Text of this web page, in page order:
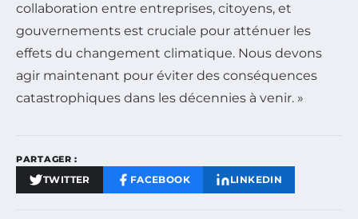
collaboration entre entreprises, citoyens, et
gouvernements est cruciale pour atténuer les
effets du changement climatique. Nous devons
agir maintenant pour éviter des conséquences
catastrophiques dans les décennies à venir. »
PARTAGER :
TWITTER FACEBOOK LINKEDIN